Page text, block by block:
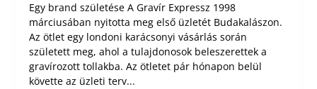
Egy brand születése A Gravír Expressz 1998
márciusában nyitotta meg első üzletét Budakalászon.
Az ötlet egy londoni karácsonyi vásárlás során
született meg, ahol a tulajdonosok beleszerettek a
gravírozott tollakba. Az ötletet pár hónapon belül
követte az üzleti terv...